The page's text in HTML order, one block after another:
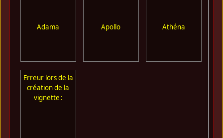
Adama Apollo Athéna
Erreur lors de la
création de la
vignette :